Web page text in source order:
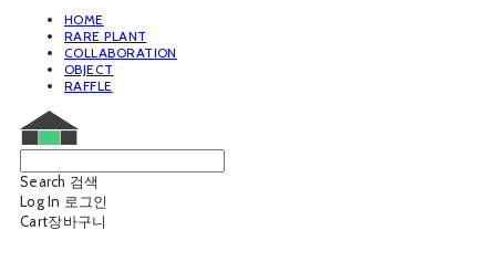
HOME
RARE PLANT
COLLABORATION
OBJECT
RAFFLE
Search 검색
Log In 로그인
Cart장바구니